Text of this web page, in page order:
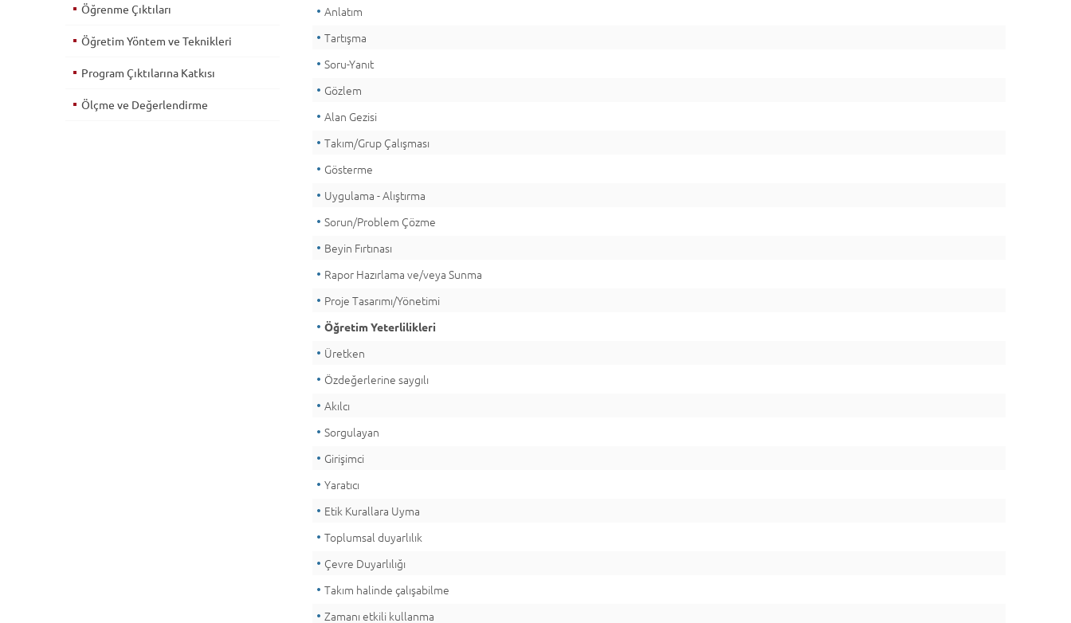
Anlatım
Tartışma
Soru-Yanıt
Gözlem
Alan Gezisi
Takım/Grup Çalışması
Gösterme
Uygulama - Alıştırma
Sorun/Problem Çözme
Beyin Fırtınası
Rapor Hazırlama ve/veya Sunma
Proje Tasarımı/Yönetimi
Öğretim Yeterlilikleri
Üretken
Özdeğerlerine saygılı
Akılcı
Sorgulayan
Girişimci
Yaratıcı
Etik Kurallara Uyma
Toplumsal duyarlılık
Çevre Duyarlılığı
Takım halinde çalışabilme
Zamanı etkili kullanma
Öğrenme Çıktıları
Öğretim Yöntem ve Teknikleri
Program Çıktılarına Katkısı
Ölçme ve Değerlendirme